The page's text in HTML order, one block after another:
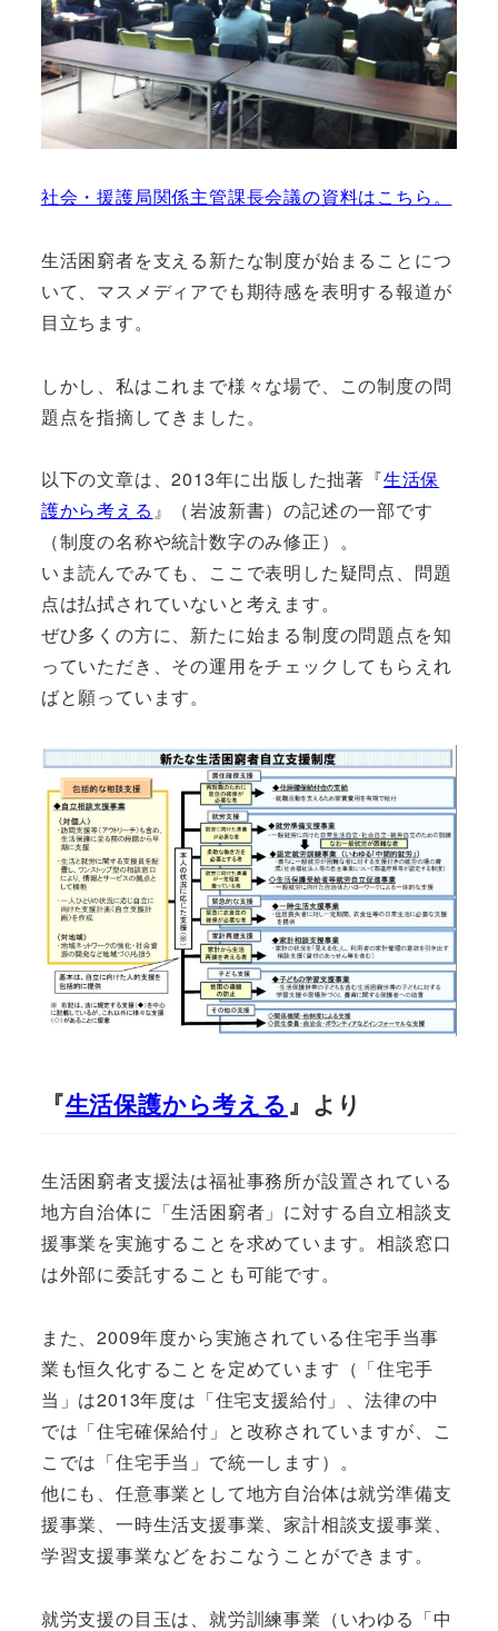
社会・援護局関係主管課長会議の資料はこちら。
生活困窮者を支える新たな制度が始まることにつ
いて、マスメディアでも期待感を表明する報道が
目立ちます。
しかし、私はこれまで様々な場で、この制度の問
題点を指摘してきました。
以下の文章は、2013年に出版した拙著『生活保
護から考える 』（岩波新書）の記述の一部です
（制度の名称や統計数字のみ修正）。
いま読んでみても、ここで表明した疑問点、問題
点は払拭されていないと考えます。
ぜひ多くの方に、新たに始まる制度の問題点を知
っていただき、その運用をチェックしてもらえれ
ばと願っています。
『生活保護から考える 』より
生活困窮者支援法は福祉事務所が設置されている
地方自治体に「生活困窮者」に対する自立相談支
援事業を実施することを求めています。相談窓口
は外部に委託することも可能です。
また、2009年度から実施されている住宅手当事
業も恒久化することを定めています（「住宅手
当」は2013年度は「住宅支援給付」、法律の中
では「住宅確保給付」と改称されていますが、こ
こでは「住宅手当」で統一します）。
他にも、任意事業として地方自治体は就労準備支
援事業、一時生活支援事業、家計相談支援事業、
学習支援事業などをおこなうことができます。
就労支援の目玉は、就労訓練事業（いわゆる「中